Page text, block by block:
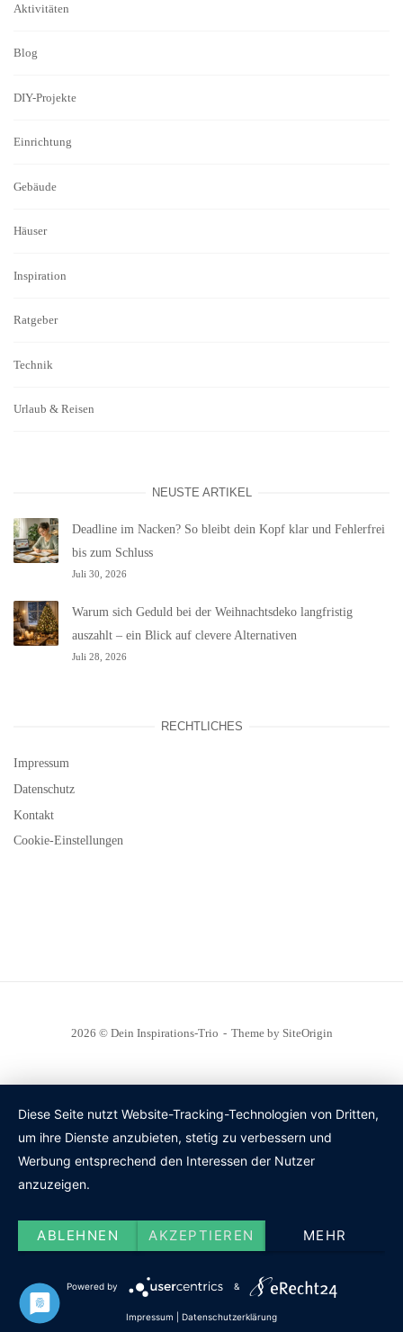
Aktivitäten
Blog
DIY-Projekte
Einrichtung
Gebäude
Häuser
Inspiration
Ratgeber
Technik
Urlaub & Reisen
NEUSTE ARTIKEL
Deadline im Nacken? So bleibt dein Kopf klar und Fehlerfrei
bis zum Schluss
Juli 30, 2026
Warum sich Geduld bei der Weihnachtsdeko langfristig
auszahlt – ein Blick auf clevere Alternativen
Juli 28, 2026
RECHTLICHES
Impressum
Datenschutz
Kontakt
Cookie-Einstellungen
2026 © Dein Inspirations-Trio Theme by SiteOrigin
Diese Seite nutzt Website-Tracking-Technologien von Dritten,
um ihre Dienste anzubieten, stetig zu verbessern und
Werbung entsprechend den Interessen der Nutzer
anzuzeigen.
ABLEHNEN AKZEPTIEREN MEHR
Powered by &
Impressum Datenschutzerklärung